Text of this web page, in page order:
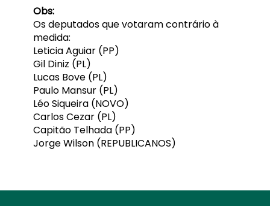
Obs:
Os deputados que votaram contrário à
medida:
Leticia Aguiar (PP)
Gil Diniz (PL)
Lucas Bove (PL)
Paulo Mansur (PL)
Léo Siqueira (NOVO)
Carlos Cezar (PL)
Capitão Telhada (PP)
Jorge Wilson (REPUBLICANOS)